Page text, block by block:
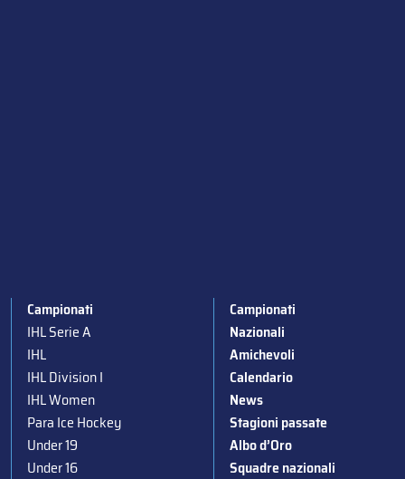
Campionati
IHL Serie A
IHL
IHL Division I
IHL Women
Para Ice Hockey
Under 19
Under 16
Campionati
Nazionali
Amichevoli
Calendario
News
Stagioni passate
Albo d’Oro
Squadre nazionali